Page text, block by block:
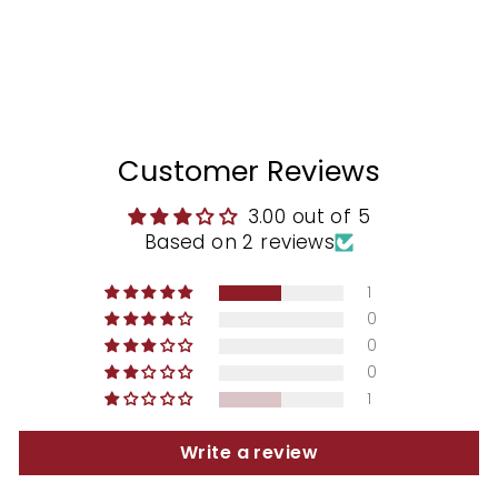
Customer Reviews
3.00 out of 5
Based on 2 reviews
1
0
0
0
1
Write a review